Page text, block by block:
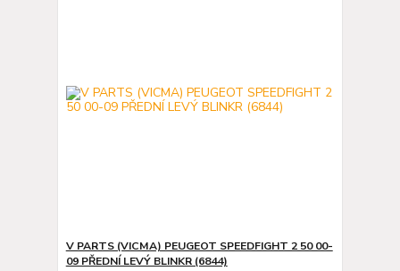
V PARTS (VICMA) PEUGEOT SPEEDFIGHT 2 50 00-
09 PŘEDNÍ LEVÝ BLINKR (6844)